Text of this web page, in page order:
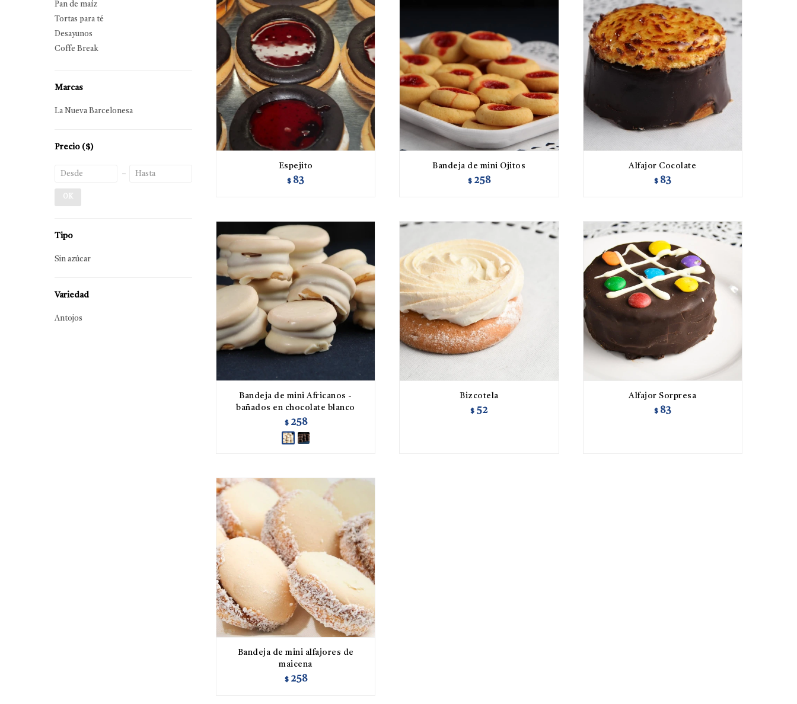
Espejito
$ 83
Bandeja de mini Ojitos
$ 258
Alfajor Cocolate
$ 83
Bandeja de mini Africanos -
bañados en chocolate blanco
$ 258
Bizcotela
$ 52
Alfajor Sorpresa
$ 83
Bandeja de mini alfajores de
maicena
$ 258
Pan de maíz
Tortas para té
Desayunos
Coffe Break
Marcas
La Nueva Barcelonesa
Precio ($)
OK
Tipo
Sin azúcar
Variedad
Antojos